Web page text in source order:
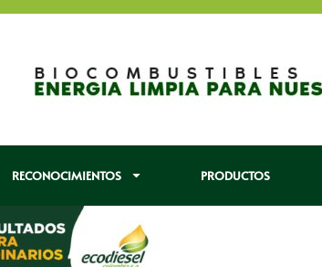
RECONOCIMIENTOS PRODUCTOS